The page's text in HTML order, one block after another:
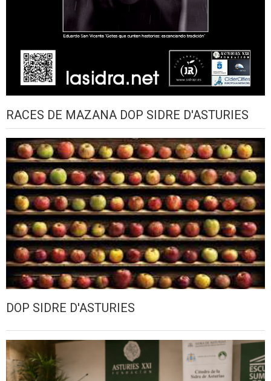
RACES DE MAZANA DOP SIDRE D'ASTURIES
DOP SIDRE D'ASTURIES